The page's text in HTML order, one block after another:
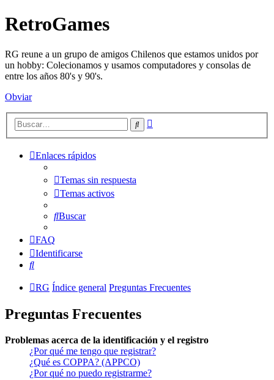
RetroGames
RG reune a un grupo de amigos Chilenos que estamos unidos por
un hobby: Colecionamos y usamos computadores y consolas de
entre los años 80's y 90's.
Obviar
Buscar
Enlaces rápidos
Temas sin respuesta
Temas activos
Buscar
FAQ
Identificarse
Buscar
RG Índice general Preguntas Frecuentes
Preguntas Frecuentes
Problemas acerca de la identificación y el registro
¿Por qué me tengo que registrar?
¿Qué es COPPA? (APPCO)
¿Por qué no puedo registrarme?